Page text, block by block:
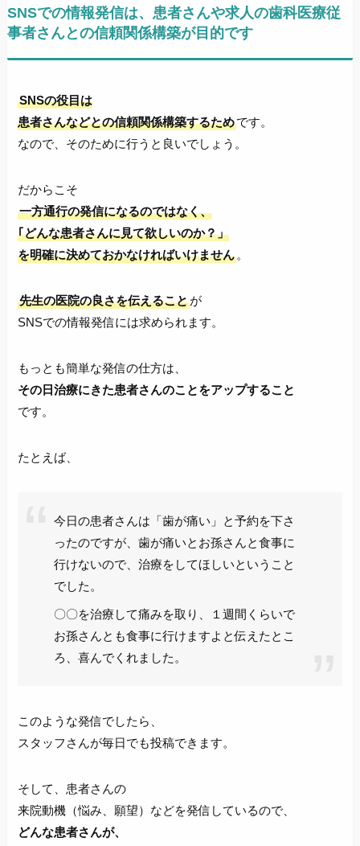
SNSでの情報発信は、患者さんや求人の歯科医療従
事者さんとの信頼関係構築が目的です
SNSの役目は
患者さんなどとの信頼関係構築するためです。
なので、そのために行うと良いでしょう。
だからこそ
一方通行の発信になるのではなく、
｢どんな患者さんに見て欲しいのか？」
を明確に決めておかなければいけません 。
先生の医院の良さを伝えることが
SNSでの情報発信には求められます。
もっとも簡単な発信の仕方は、
その日治療にきた患者さんのことをアップすること
です。
たとえば、
今日の患者さんは「歯が痛い」と予約を下さ
ったのですが、歯が痛いとお孫さんと食事に
行けないので、治療をしてほしいということ
でした。
〇〇を治療して痛みを取り、１週間くらいで
お孫さんとも食事に行けますよと伝えたとこ
ろ、喜んでくれました。
このような発信でしたら、
スタッフさんが毎日でも投稿できます。
そして、患者さんの
来院動機（悩み、願望）などを発信しているので、
どんな患者さんが、